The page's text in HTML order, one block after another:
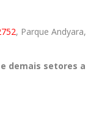
, Parque Andyara,
demais setores a